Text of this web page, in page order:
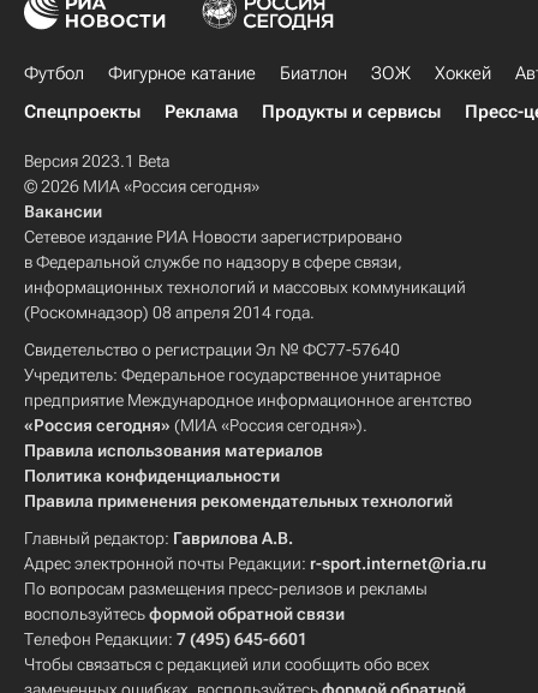
Футбол Фигурное катание Биатлон ЗОЖ Хоккей
Спецпроекты
Реклама Продукты и сервисы Пресс-
Версия 2023.1 Beta
© 2026 МИА «Россия сегодня»
Вакансии
Сетевое издание РИА Новости зарегистрировано
в Федеральной службе по надзору в сфере связи,
информационных технологий и массовых коммуникаций
(Роскомнадзор) 08 апреля 2014 года.
Свидетельство о регистрации Эл № ФС77-57640
Учредитель: Федеральное государственное унитарное
предприятие Международное информационное агентство
«Россия сегодня» (МИА «Россия сегодня»).
Правила использования материалов
Политика конфиденциальности
Правила применения рекомендательных технологий
Главный редактор: Гаврилова А.В.
Адрес электронной почты Редакции: r-sport.internet@ria.ru
По вопросам размещения пресс-релизов и рекламы
воспользуйтесьформой обратной связи
Телефон Редакции: 7 (495) 645-6601
Чтобы связаться с редакцией или сообщить обо всех